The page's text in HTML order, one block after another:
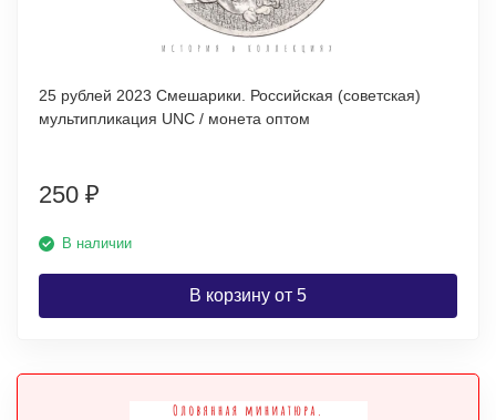
25 рублей 2023 Смешарики. Российская (советская)
мультипликация UNC / монета оптом
250 ₽
В наличии
В корзину от 5